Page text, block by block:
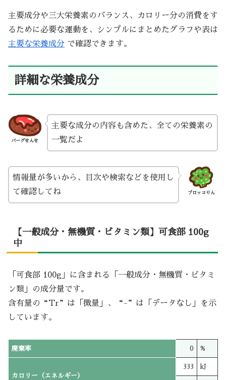
主要成分や三大栄養素のバランス、カロリー分の消費をす
るために必要な運動を、シンプルにまとめたグラフや表は
主要な栄養成分 で確認できます。
詳細な栄養成分
バーグせんせ
主要な成分の内容も含めた、全ての栄養素の
一覧だよ
ブロッコりん
情報量が多いから、目次や検索などを使用し
て確認してね
【一般成分・無機質・ビタミン類】可食部 100g
中
「可食部 100g」に含まれる「一般成分・無機質・ビタミ
ン類」の成分量です。
含有量の“Tr”は「微量」、“-”は「データなし」を示
しています。
廃棄率 0 %
カロリー（エネルギー）
333 kJ